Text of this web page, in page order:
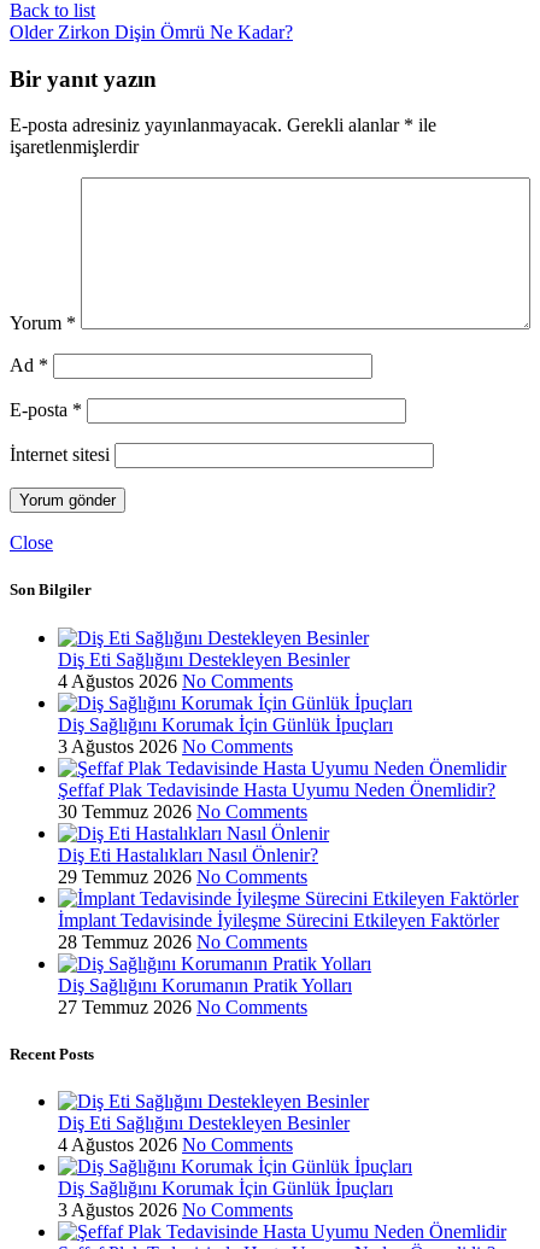
Back to list
Older Zirkon Dişin Ömrü Ne Kadar?
Bir yanıt yazın
E-posta adresiniz yayınlanmayacak. Gerekli alanlar * ile
işaretlenmişlerdir
Yorum *
Ad *
E-posta *
İnternet sitesi
Close
Son Bilgiler
Diş Eti Sağlığını Destekleyen Besinler
4 Ağustos 2026 No Comments
Diş Sağlığını Korumak İçin Günlük İpuçları
3 Ağustos 2026 No Comments
Şeffaf Plak Tedavisinde Hasta Uyumu Neden Önemlidir?
30 Temmuz 2026 No Comments
Diş Eti Hastalıkları Nasıl Önlenir?
29 Temmuz 2026 No Comments
İmplant Tedavisinde İyileşme Sürecini Etkileyen Faktörler
28 Temmuz 2026 No Comments
Diş Sağlığını Korumanın Pratik Yolları
27 Temmuz 2026 No Comments
Recent Posts
Diş Eti Sağlığını Destekleyen Besinler
4 Ağustos 2026 No Comments
Diş Sağlığını Korumak İçin Günlük İpuçları
3 Ağustos 2026 No Comments